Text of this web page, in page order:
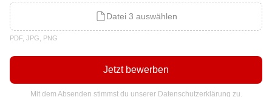
Datei 3 auswählen
PDF, JPG, PNG
Jetzt bewerben
Mit dem Absenden stimmst du unserer Datenschutzerklärung zu.